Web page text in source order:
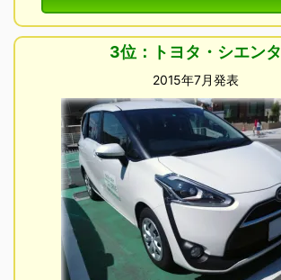
3位：トヨタ・シエンタ
2015年7月発表